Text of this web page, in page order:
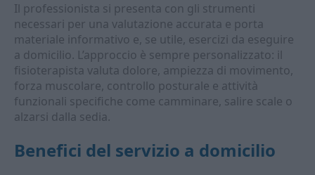
Il professionista si presenta con gli strumenti
necessari per una valutazione accurata e porta
materiale informativo e, se utile, esercizi da eseguire
a domicilio. L’approccio è sempre personalizzato: il
fisioterapista valuta dolore, ampiezza di movimento,
forza muscolare, controllo posturale e attività
funzionali specifiche come camminare, salire scale o
alzarsi dalla sedia.
Benefici del servizio a domicilio